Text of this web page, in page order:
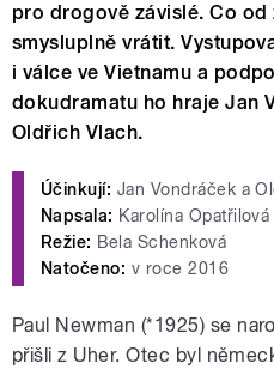
pro drogově závislé. Co od
smysluplně vrátit.
i válce ve Vietnamu a
dokudramatu ho hraje Jan
Oldřich Vlach.
Účinkují: Jan Vondráček a
Napsala: Karolína Opatřilová
Režie: Bela Schenková
Natočeno: v roce 2016
Paul Newman (*1925) se
přišli z Uher. Otec byl